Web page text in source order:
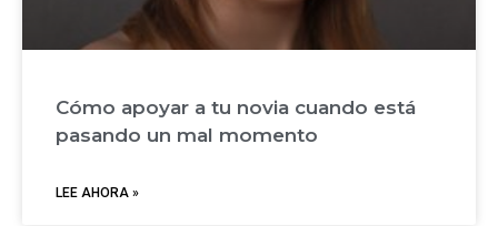
Cómo apoyar a tu novia cuando está
pasando un mal momento
LEE AHORA »